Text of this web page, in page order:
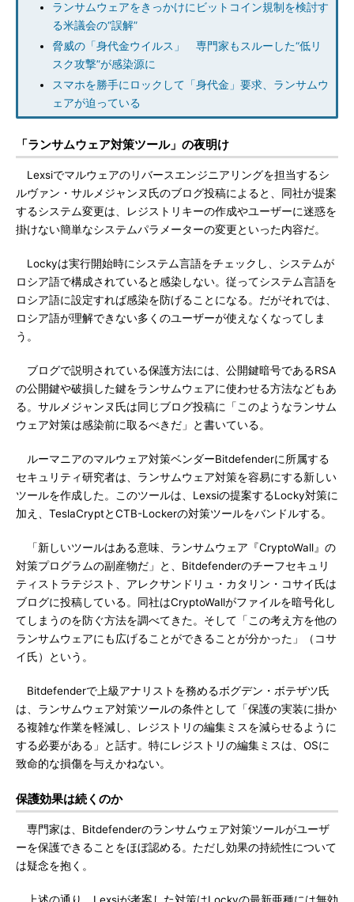
ランサムウェアをきっかけにビットコイン規制を検討す
る米議会の“誤解”
脅威の「身代金ウイルス」 専門家もスルーした“低リ
スク攻撃”が感染源に
スマホを勝手にロックして「身代金」要求、ランサムウ
ェアが迫っている
「ランサムウェア対策ツール」の夜明け
Lexsiでマルウェアのリバースエンジニアリングを担当するシ
ルヴァン・サルメジャンヌ氏のブログ投稿によると、同社が提案
するシステム変更は、レジストリキーの作成やユーザーに迷惑を
掛けない簡単なシステムパラメーターの変更といった内容だ。
Lockyは実行開始時にシステム言語をチェックし、システムが
ロシア語で構成されていると感染しない。従ってシステム言語を
ロシア語に設定すれば感染を防げることになる。だがそれでは、
ロシア語が理解できない多くのユーザーが使えなくなってしま
う。
ブログで説明されている保護方法には、公開鍵暗号であるRSA
の公開鍵や破損した鍵をランサムウェアに使わせる方法などもあ
る。サルメジャンヌ氏は同じブログ投稿に「このようなランサム
ウェア対策は感染前に取るべきだ」と書いている。
ルーマニアのマルウェア対策ベンダーBitdefenderに所属する
セキュリティ研究者は、ランサムウェア対策を容易にする新しい
ツールを作成した。このツールは、Lexsiの提案するLocky対策に
加え、TeslaCryptとCTB-Lockerの対策ツールをバンドルする。
「新しいツールはある意味、ランサムウェア『CryptoWall』の
対策プログラムの副産物だ」と、Bitdefenderのチーフセキュリ
ティストラテジスト、アレクサンドリュ・カタリン・コサイ氏は
ブログに投稿している。同社はCryptoWallがファイルを暗号化し
てしまうのを防ぐ方法を調べてきた。そして「この考え方を他の
ランサムウェアにも広げることができることが分かった」（コサ
イ氏）という。
Bitdefenderで上級アナリストを務めるボグデン・ボテザツ氏
は、ランサムウェア対策ツールの条件として「保護の実装に掛か
る複雑な作業を軽減し、レジストリの編集ミスを減らせるように
する必要がある」と話す。特にレジストリの編集ミスは、OSに
致命的な損傷を与えかねない。
保護効果は続くのか
専門家は、Bitdefenderのランサムウェア対策ツールがユーザ
ーを保護できることをほぼ認める。ただし効果の持続性について
は疑念を抱く。